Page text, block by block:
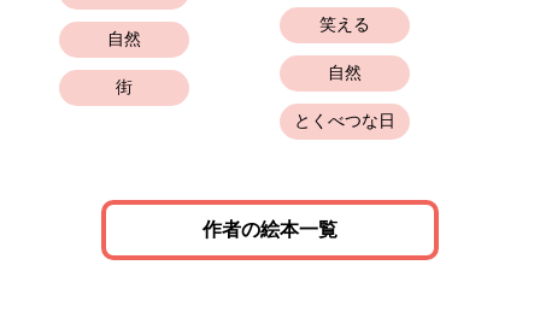
自然
街
笑える
自然
とくべつな日
作者の絵本一覧